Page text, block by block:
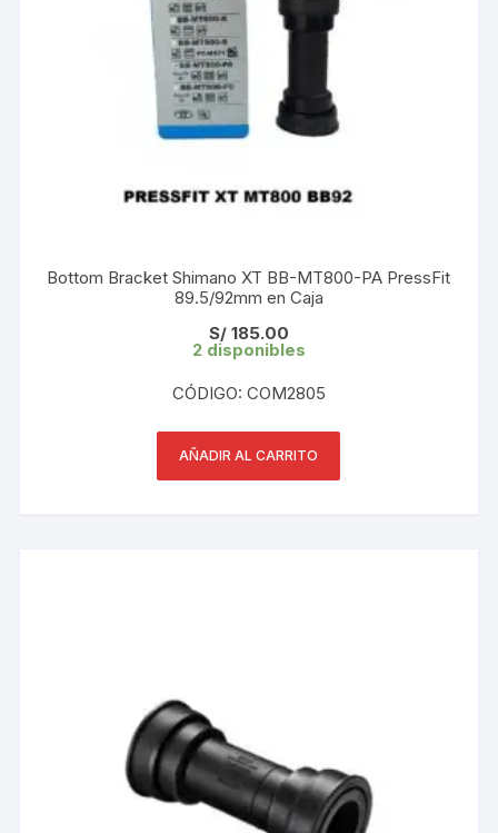
Bottom Bracket Shimano XT BB-MT800-PA PressFit
89.5/92mm en Caja
S/185.00
2 disponibles
CÓDIGO: COM2805
AÑADIR AL CARRITO